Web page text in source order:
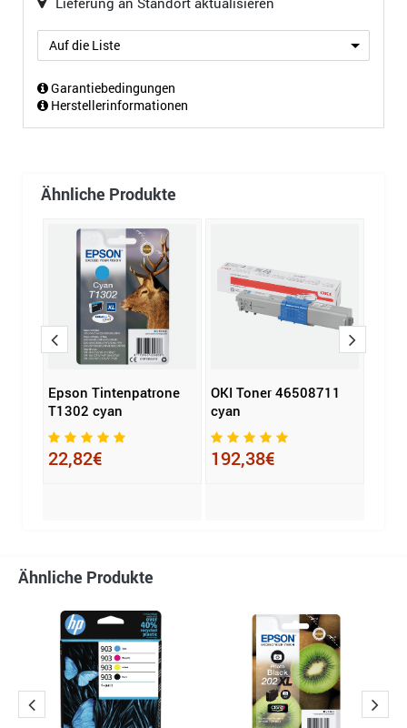
Auf die Liste
Garantiebedingungen
Herstellerinformationen
Ähnliche Produkte
Epson Tintenpatrone
T1302 cyan
22,82€
OKI Toner 46508711
cyan
192,38€
Ähnliche Produkte